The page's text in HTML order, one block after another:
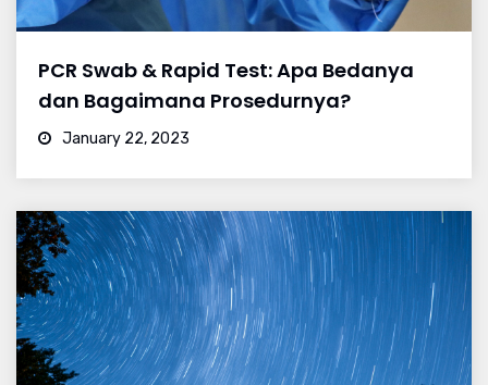
PCR Swab & Rapid Test: Apa Bedanya
dan Bagaimana Prosedurnya?
January 22, 2023